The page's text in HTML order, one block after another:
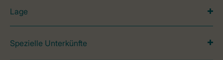
Lage
Spezielle Unterkünfte